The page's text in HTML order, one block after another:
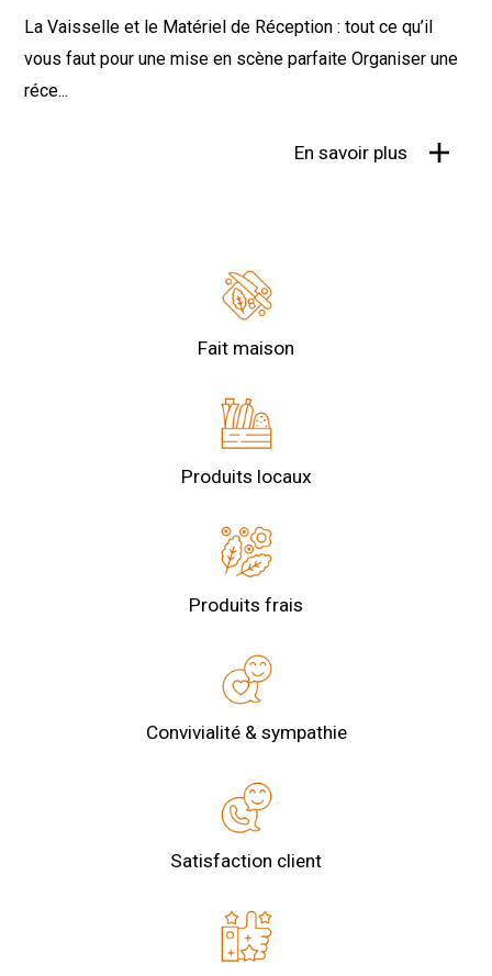
La Vaisselle et le Matériel de Réception : tout ce qu’il
vous faut pour une mise en scène parfaite Organiser une
réce...
En savoir plus
Fait maison
Produits locaux
Produits frais
Convivialité & sympathie
Satisfaction client